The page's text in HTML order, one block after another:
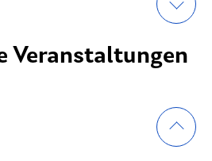
Veranstaltungen